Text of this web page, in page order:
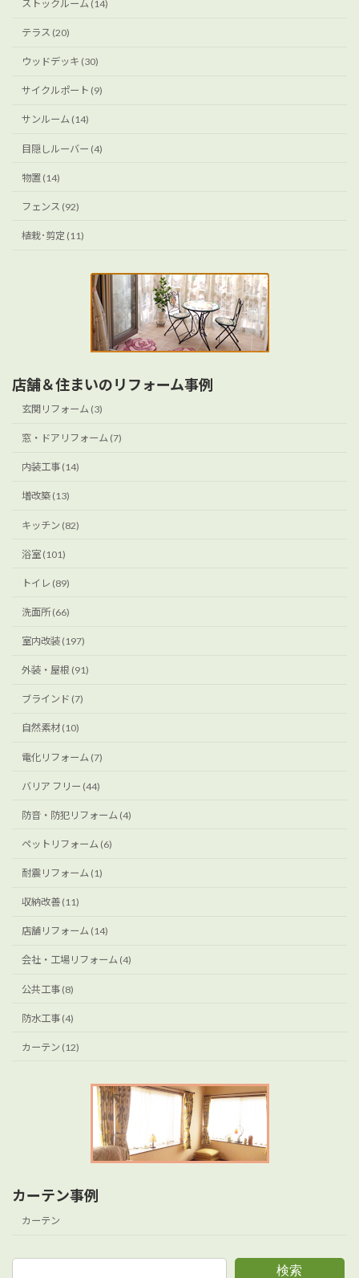
ストックルーム (14)
テラス (20)
ウッドデッキ (30)
サイクルポート (9)
サンルーム (14)
目隠しルーバー (4)
物置 (14)
フェンス (92)
植栽･剪定 (11)
店舗＆住まいのリフォーム事例
玄関リフォーム (3)
窓・ドアリフォーム (7)
内装工事 (14)
増改築 (13)
キッチン (82)
浴室 (101)
トイレ (89)
洗面所 (66)
室内改装 (197)
外装・屋根 (91)
ブラインド (7)
自然素材 (10)
電化リフォーム (7)
バリア フリー (44)
防音・防犯リフォーム (4)
ペットリフォーム (6)
耐震リフォーム (1)
収納改善 (11)
店舗リフォーム (14)
会社・工場リフォーム (4)
公共工事 (8)
防水工事 (4)
カーテン (12)
カーテン事例
カーテン
検索